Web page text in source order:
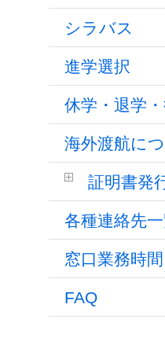
シラバス
進学選択
休学・退学
海外渡航に
証明書発
各種連絡先
窓口業務時間
FAQ